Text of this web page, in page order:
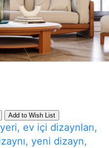
Add to Wish List
ev içi dizaynları,
yeni dizayn,